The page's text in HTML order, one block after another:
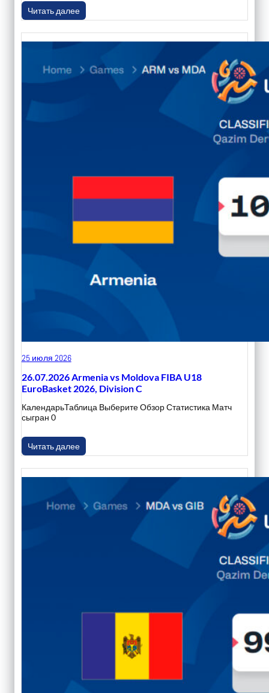
Читать далее
25 июля 2026
26.07.2026 Armenia vs Moldova FIBA U18
EuroBasket 2026, Division C
КалендарьТаблица Выберите Обзор Статистика Матч
сыгран 0
Читать далее